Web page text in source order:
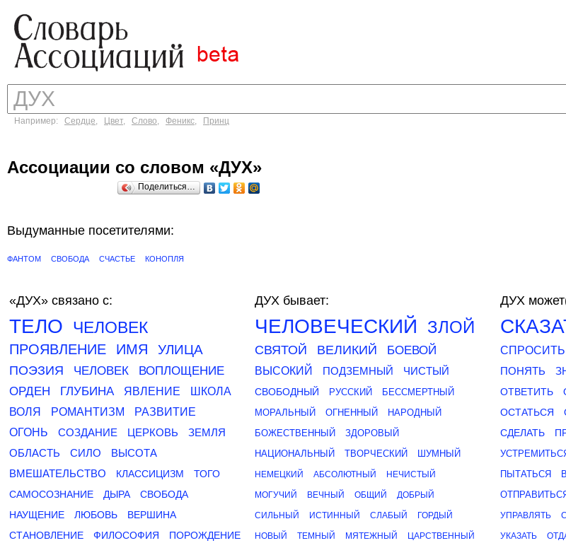
Например: Сердце, Цвет, Слово, Феникс, Принц
Ассоциации со словом «ДУХ»
Поделиться…
Выдуманные посетителями:
ФАНТОМ СВОБОДА СЧАСТЬЕ КОНОПЛЯ
«ДУХ» связано с:
ТЕЛО ЧЕЛОВЕК
ПРОЯВЛЕНИЕ ИМЯ УЛИЦА
ПОЭЗИЯ ЧЕЛОВЕК
ВОПЛОЩЕНИЕ
ОРДЕН
ГЛУБИНА ЯВЛЕНИЕ
ШКОЛА
ВОЛЯ
РОМАНТИЗМ
РАЗВИТИЕ
ОГОНЬ
СОЗДАНИЕ ЦЕРКОВЬ
ЗЕМЛЯ
ОБЛАСТЬ
СИЛО
ВЫСОТА
ВМЕШАТЕЛЬСТВО
КЛАССИЦИЗМ
ТОГО
САМОСОЗНАНИЕ
ДЫРА
СВОБОДА
НАУЩЕНИЕ
ЛЮБОВЬ
ВЕРШИНА
СТАНОВЛЕНИЕ
ФИЛОСОФИЯ
ПОРОЖДЕНИЕ
ДУХ бывает:
ЧЕЛОВЕЧЕСКИЙ ЗЛОЙ
СВЯТОЙ ВЕЛИКИЙ БОЕВОЙ
ВЫСОКИЙ ПОДЗЕМНЫЙ ЧИСТЫЙ
СВОБОДНЫЙ РУССКИЙ
БЕССМЕРТНЫЙ
МОРАЛЬНЫЙ
ОГНЕННЫЙ
НАРОДНЫЙ
БОЖЕСТВЕННЫЙ
ЗДОРОВЫЙ
НАЦИОНАЛЬНЫЙ
ТВОРЧЕСКИЙ ШУМНЫЙ
НЕМЕЦКИЙ АБСОЛЮТНЫЙ НЕЧИСТЫЙ
МОГУЧИЙ ВЕЧНЫЙ ОБЩИЙ ДОБРЫЙ
СИЛЬНЫЙ ИСТИННЫЙ СЛАБЫЙ ГОРДЫЙ
НОВЫЙ ТЕМНЫЙ МЯТЕЖНЫЙ ЦАРСТВЕННЫЙ
ДУХ
СПРОСИТЬ
ПОНЯТЬ
ОТВЕТИТЬ
ОСТАТЬСЯ
СДЕЛАТЬ
ПЫТАТЬСЯ
УПРАВЛЯТЬ
УКАЗАТЬ